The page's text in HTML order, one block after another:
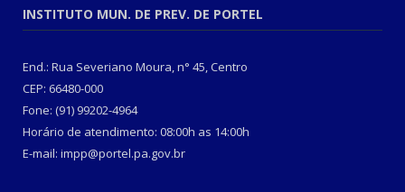
INSTITUTO MUN. DE PREV. DE PORTEL
End.: Rua Severiano Moura, n° 45, Centro
CEP: 66480-000
Fone: (91) 99202-4964
Horário de atendimento: 08:00h as 14:00h
E-mail: impp@portel.pa.gov.br